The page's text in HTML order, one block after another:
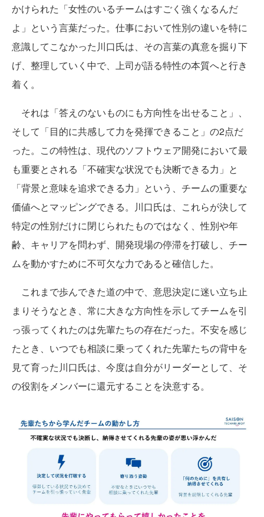
かけられた「女性のいるチームはすごく強くなるんだ
よ」という言葉だった。仕事において性別の違いを特に
意識してこなかった川口氏は、その言葉の真意を掘り下
げ、整理していく中で、上司が語る特性の本質へと行き
着く。
それは「答えのないものにも方向性を出せること」、
そして「目的に共感して力を発揮できること」の2点だ
った。この特性は、現代のソフトウェア開発において最
も重要とされる「不確実な状況でも決断できる力」と
「背景と意味を追求できる力」という、チームの重要な
価値へとマッピングできる。川口氏は、これらが決して
特定の性別だけに閉じられたものではなく、性別や年
齢、キャリアを問わず、開発現場の停滞を打破し、チー
ムを動かすために不可欠な力であると確信した。
これまで歩んできた道の中で、意思決定に迷い立ち止
まりそうなとき、常に大きな方向性を示してチームを引
っ張ってくれたのは先輩たちの存在だった。不安を感じ
たとき、いつでも相談に乗ってくれた先輩たちの背中を
見て育った川口氏は、今度は自分がリーダーとして、そ
の役割をメンバーに還元することを決意する。